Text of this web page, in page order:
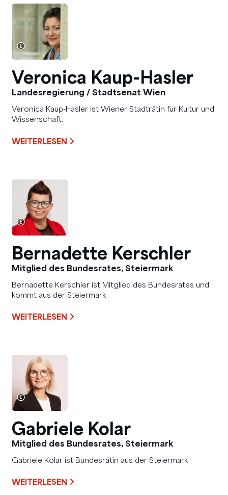
Veronica Kaup-Hasler
Landesregierung / Stadtsenat Wien
Veronica Kaup-Hasler ist Wiener Stadträtin für Kultur und
Wissenschaft.
WEITERLESEN
Bernadette Kerschler
Mitglied des Bundesrates, Steiermark
Bernadette Kerschler ist Mitglied des Bundesrates und
kommt aus der Steiermark
WEITERLESEN
Gabriele Kolar
Mitglied des Bundesrates, Steiermark
Gabriele Kolar ist Bundesrätin aus der Steiermark
WEITERLESEN